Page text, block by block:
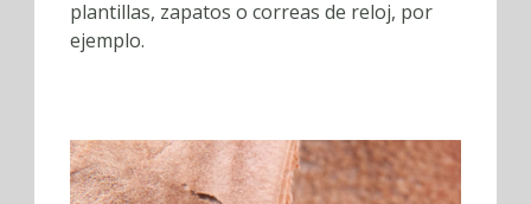
plantillas, zapatos o correas de reloj, por
ejemplo.